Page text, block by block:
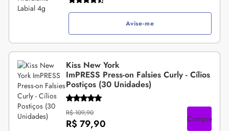
Avise-me
Kiss New York
ImPRESS Press-on Falsies Curly - Cílios
Postiços (30 Unidades)
R$ 109,90
R$ 79,90 Compre